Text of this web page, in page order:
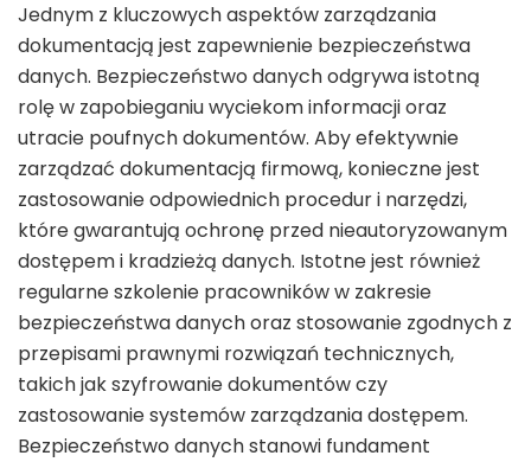
Jednym z kluczowych aspektów zarządzania
dokumentacją jest zapewnienie bezpieczeństwa
danych. Bezpieczeństwo danych odgrywa istotną
rolę w zapobieganiu wyciekom informacji oraz
utracie poufnych dokumentów. Aby efektywnie
zarządzać dokumentacją firmową, konieczne jest
zastosowanie odpowiednich procedur i narzędzi,
które gwarantują ochronę przed nieautoryzowanym
dostępem i kradzieżą danych. Istotne jest również
regularne szkolenie pracowników w zakresie
bezpieczeństwa danych oraz stosowanie zgodnych z
przepisami prawnymi rozwiązań technicznych,
takich jak szyfrowanie dokumentów czy
zastosowanie systemów zarządzania dostępem.
Bezpieczeństwo danych stanowi fundament